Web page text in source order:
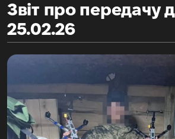
Звіт про передачу
25.02.26